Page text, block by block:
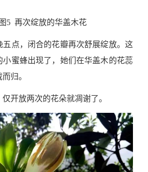
图5 再次绽放的华盖木花
点，闭合的花瓣再次舒展绽放。这
小蜜蜂出现了，她们在华盖木的花蕊
归。
放两次的花朵就凋谢了。